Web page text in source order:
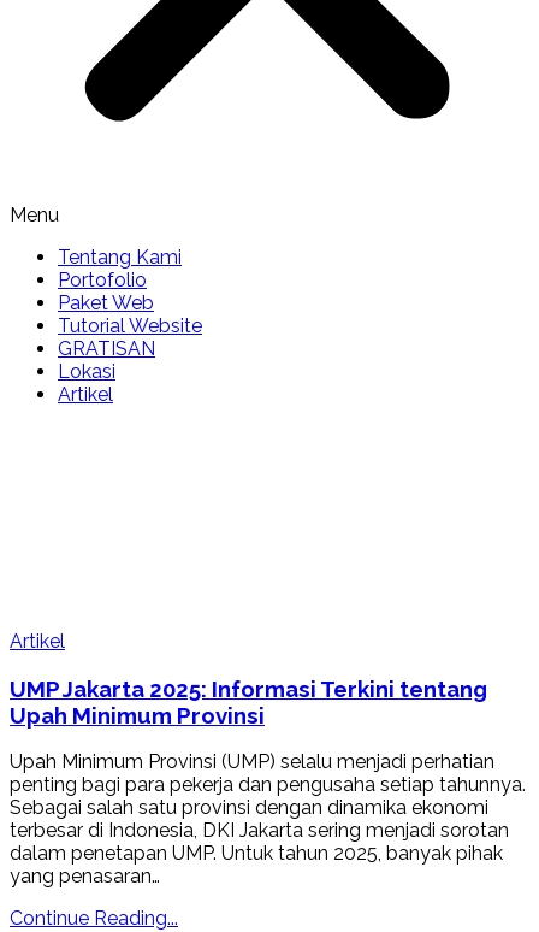
Menu
Tentang Kami
Portofolio
Paket Web
Tutorial Website
GRATISAN
Lokasi
Artikel
Artikel
UMP Jakarta 2025: Informasi Terkini tentang
Upah Minimum Provinsi
Upah Minimum Provinsi (UMP) selalu menjadi perhatian
penting bagi para pekerja dan pengusaha setiap tahunnya.
Sebagai salah satu provinsi dengan dinamika ekonomi
terbesar di Indonesia, DKI Jakarta sering menjadi sorotan
dalam penetapan UMP. Untuk tahun 2025, banyak pihak
yang penasaran…
Continue Reading...